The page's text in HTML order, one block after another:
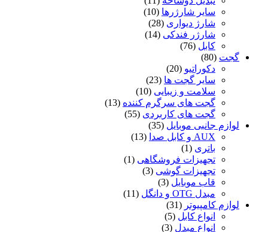
سایر شارژرها (10)
شارژ دیواری (28)
شارژر فندکی (14)
کابل (76)
گجت (80)
دکوراتیو (20)
سایر گجت ها (23)
سلامت و زیبایی (10)
گجت های سرگرم کننده (13)
گجت های کاربردی (55)
لوازم جانبی موبایل (35)
AUX و کابل صدا
(13)
باتری (1)
تجهیزات فروشگاهی (1)
تجهیزات گوشی (3)
قاب موبایل (3)
مبدل OTG و دانگل
(11)
لوازم کامپیوتر (31)
انواع کابل (5)
انواع مبدل (3)